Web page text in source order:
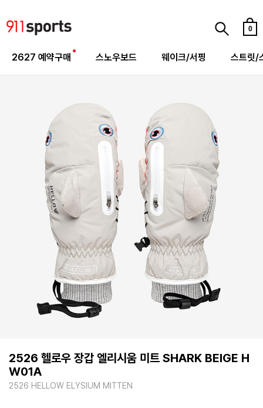
0
2627 예약구매 스노우보드 웨이크/서핑 스트릿/
2526 헬로우 장갑 엘리시움 미트 SHARK BEIGE H
W01A
2526 HELLOW ELYSIUM MITTEN